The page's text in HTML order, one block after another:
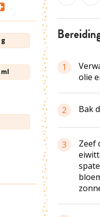
1
olie
2 Bak
3
Zeef
g
ml